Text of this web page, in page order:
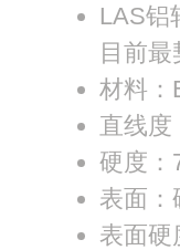
LAS铝
目前
材料：
直线度
硬度：
表面：
表面硬